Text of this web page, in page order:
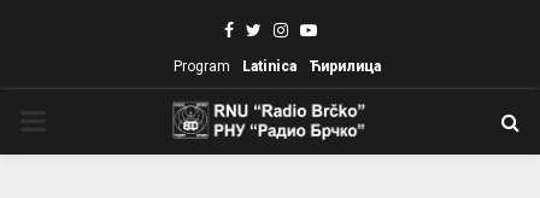
Facebook
TwitterInstagram
Youtube
Program Latinica Ћирилица